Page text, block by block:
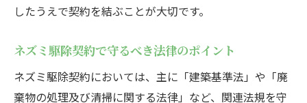
したうえで契約を結ぶことが大切です。
ネズミ駆除契約で守るべき法律のポイント
ネズミ駆除契約においては、主に「建築基準法」や「廃
棄物の処理及び清掃に関する法律」など、関連法規を守